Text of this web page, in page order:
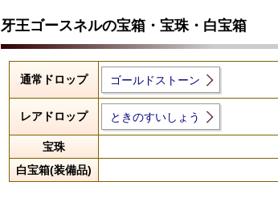
牙王ゴースネルの宝箱・宝珠・白宝箱
通常ドロップ ゴールドストーン
レアドロップ ときのすいしょう
宝珠
白宝箱(装備品)